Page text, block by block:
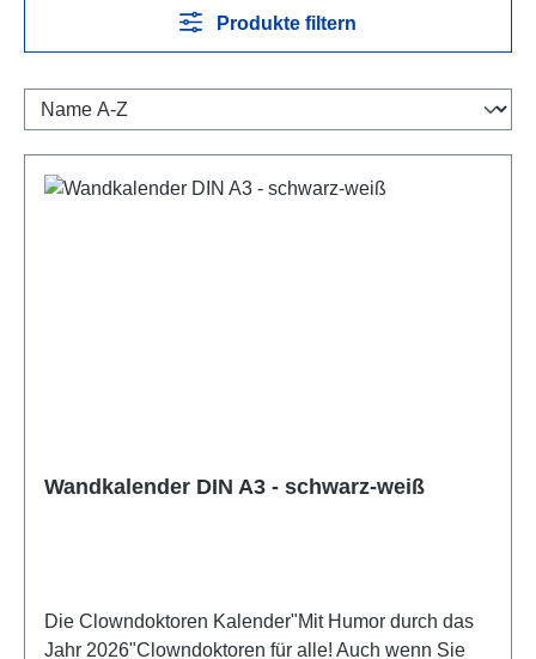
Produkte filtern
Wandkalender DIN A3 - schwarz-weiß
Die Clowndoktoren Kalender"Mit Humor durch das
Jahr 2026"Clowndoktoren für alle! Auch wenn Sie